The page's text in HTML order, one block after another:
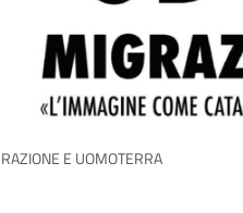
E UOMOTERRA